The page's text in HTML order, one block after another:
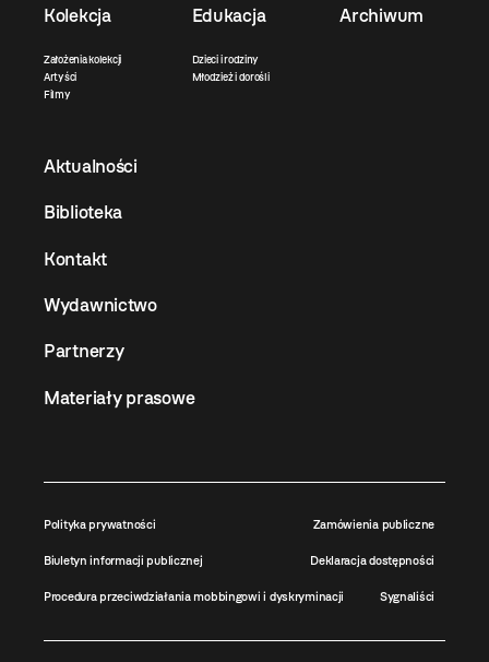
Kolekcja
Założenia kolekcji
Artyści
Filmy
Edukacja
Dzieci i rodziny
Młodzież i dorośli
Archiwum
Aktualności
Biblioteka
Kontakt
Wydawnictwo
Partnerzy
Materiały prasowe
Polityka prywatności Zamówienia publiczne
Biuletyn informacji publicznej Deklaracja dostępności
Procedura przeciwdziałania mobbingowi i dyskryminacji Sygnaliści